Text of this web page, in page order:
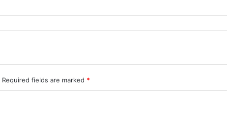
Required fields are marked *